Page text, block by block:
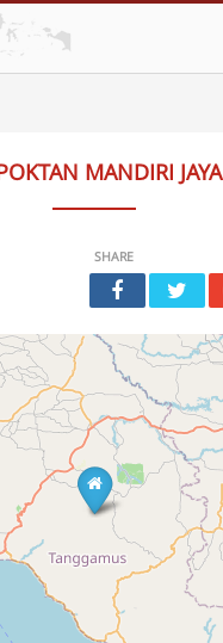
MANDIRI JAYA
SHARE